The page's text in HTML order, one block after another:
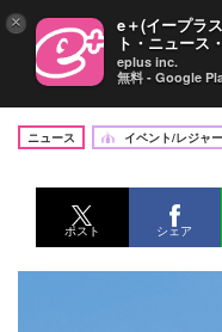
韓国の伝統芸能が
ニュース
イベント/レジャー
ポスト シェア
× e＋(イープラ
ト・ニュース
eplus inc.
無料 - Google